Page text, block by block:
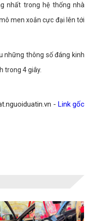
nhất trong hệ thống nhà
men xoắn cực đại lên tới
những thông số đáng kinh
trong 4 giây.
- Link gốc